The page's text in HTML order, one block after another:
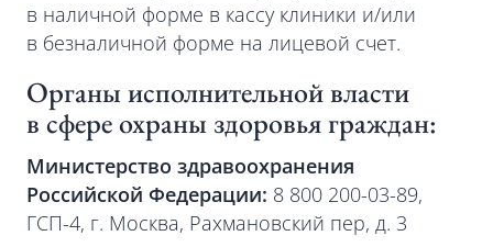
в наличной форме в кассу клиники и/или
в безналичной форме на лицевой счет.
Органы исполнительной власти
в сфере охраны здоровья граждан:
Министерство здравоохранения
Российской Федерации: 8 800 200-03-89,
ГСП-4, г. Москва, Рахмановский пер, д. 3